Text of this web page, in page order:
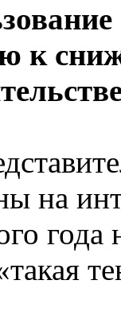
к
на
года